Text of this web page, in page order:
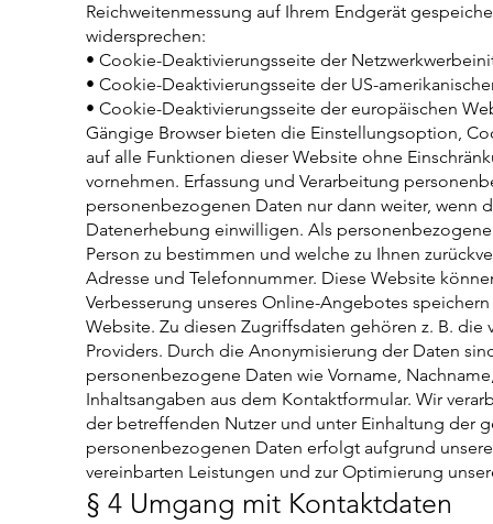
Reichweitenmessung auf Ihrem Endgerät
widersprechen:
• Cookie-Deaktivierungsseite der
• Cookie-Deaktivierungsseite der US-
• Cookie-Deaktivierungsseite der europäischen
Gängige Browser bieten die Einstellungsoption,
auf alle Funktionen dieser Website ohne
vornehmen. Erfassung und Verarbeitung
personenbezogenen Daten nur dann weiter, wenn
Datenerhebung einwilligen. Als
Person zu bestimmen und welche zu Ihnen
Adresse und Telefonnummer. Diese Website
Verbesserung unseres Online-Angebotes
Website. Zu diesen Zugriffsdaten gehören z. B.
Providers. Durch die Anonymisierung der Daten
personenbezogene Daten wie Vorname,
Inhaltsangaben aus dem Kontaktformular. Wir
der betreffenden Nutzer und unter Einhaltung der
personenbezogenen Daten erfolgt aufgrund
vereinbarten Leistungen und zur Optimierung
§ 4 Umgang mit Kontaktdaten